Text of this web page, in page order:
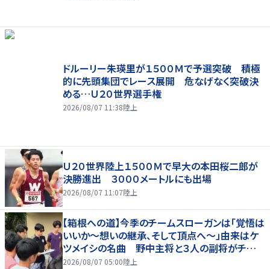
ドルーリー朱瑛里が１５００Ｍで予選突破 積極
的に先頭集団でレース展開 危なげなく突破決
める…Ｕ２０世界選手権
2026/08/07 11:38陸上
Ｕ２０世界陸上１５００Ｍで早大の本田桜二郎が
決勝進出 ３０００メートルにも出場
2026/08/07 11:07陸上
【箱根への道】今季のチームスローガンは「覚悟は
いいか～想いの継承、そして頂点へ～」由来はケ
ツメイシの名曲 野中主将と３人の副将がチーム
を引っ張る…夏合宿特集第１弾、国学院大
2026/08/07 05:00陸上